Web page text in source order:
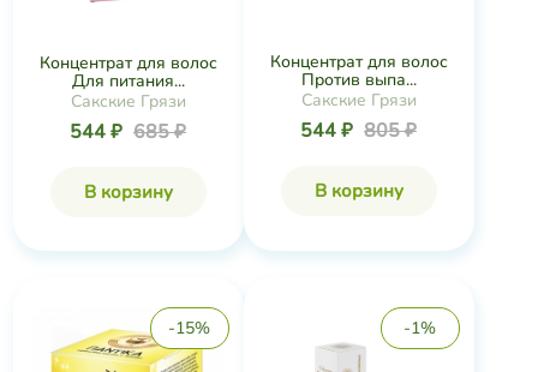
Концентрат для волос
Для питания...
Сакские Грязи
544 ₽ 685 ₽
В корзину
Концентрат для волос
Против выпа...
Сакские Грязи
544 ₽ 805 ₽
В корзину
-15% -1%